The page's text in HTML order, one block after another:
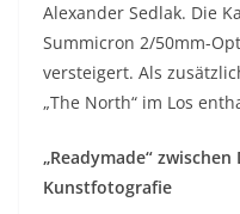
Alexander Sedlak. Die
Summicron 2/50mm-
versteigert. Als
„The North“ im Los
„Readymade“
Kunstfotografie